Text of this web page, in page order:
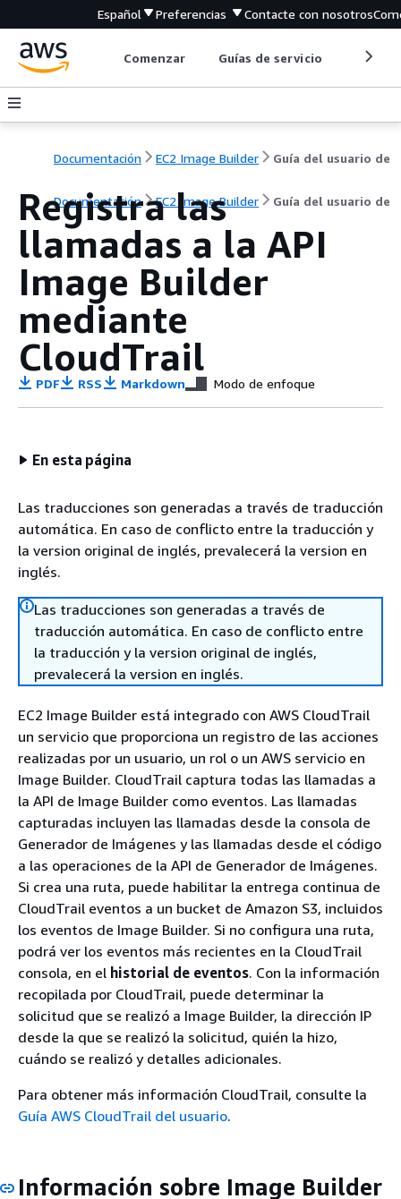
Español Preferencias Contacte con nosotros
Comenzar Guías de servicio
Documentación EC2 Image Builder Guía del usuario de
Documentación EC2 Image Builder Guía del usuario de
Registra las
llamadas a la API
Image Builder
mediante
CloudTrail
PDF RSS Markdown Modo de enfoque
En esta página
Las traducciones son generadas a través de traducción
automática. En caso de conflicto entre la traducción y
la version original de inglés, prevalecerá la version en
inglés.
Las traducciones son generadas a través de
traducción automática. En caso de conflicto entre
la traducción y la version original de inglés,
prevalecerá la version en inglés.
EC2 Image Builder está integrado con AWS CloudTrail
un servicio que proporciona un registro de las acciones
realizadas por un usuario, un rol o un AWS servicio en
Image Builder. CloudTrail captura todas las llamadas a
la API de Image Builder como eventos. Las llamadas
capturadas incluyen las llamadas desde la consola de
Generador de Imágenes y las llamadas desde el código
a las operaciones de la API de Generador de Imágenes.
Si crea una ruta, puede habilitar la entrega continua de
CloudTrail eventos a un bucket de Amazon S3, incluidos
los eventos de Image Builder. Si no configura una ruta,
podrá ver los eventos más recientes en la CloudTrail
consola, en el historial de eventos. Con la información
recopilada por CloudTrail, puede determinar la
solicitud que se realizó a Image Builder, la dirección IP
desde la que se realizó la solicitud, quién la hizo,
cuándo se realizó y detalles adicionales.
Para obtener más información CloudTrail, consulte la
Guía AWS CloudTrail del usuario.
Información sobre Image Builder